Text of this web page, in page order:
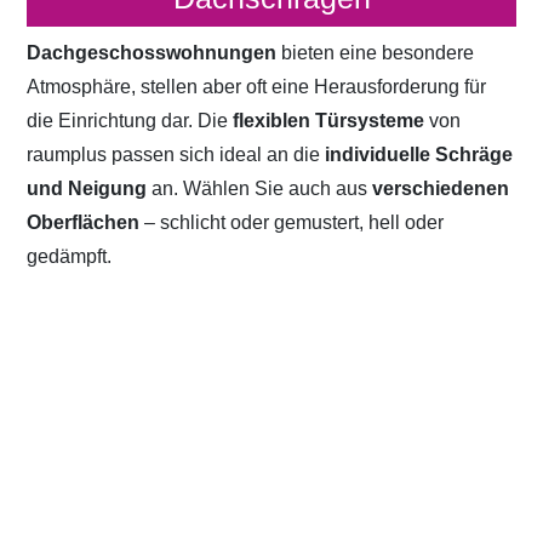
Dachgeschosswohnungen bieten eine besondere
Atmosphäre, stellen aber oft eine Herausforderung für
die Einrichtung dar. Dieflexiblen Türsystemevon
raumplus passen sich ideal an die individuelle Schräge
und Neigung an. Wählen Sie auch ausverschiedenen
Oberflächen – schlicht oder gemustert, hell oder
gedämpft.